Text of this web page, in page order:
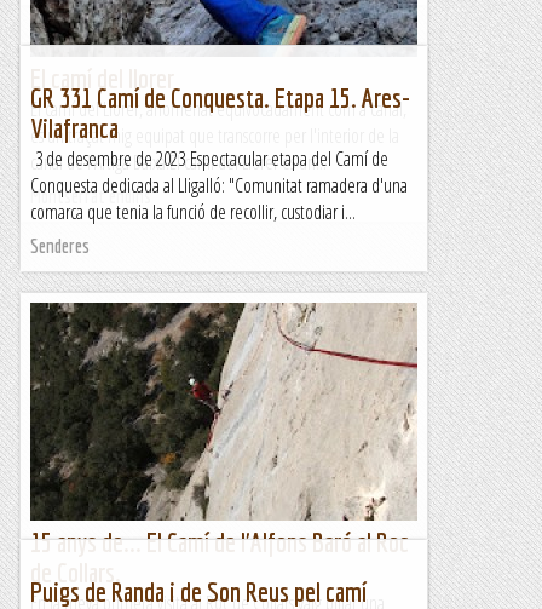
El camí del Llorer, anomenat equivocadament com a canal,
és un traçat mig equipat que transcorre per l'interior de la
canal de l'Artiga Baixa.El camí del Llorer és un...
Montserrat endins
GR 331 Camí de Conquesta. Etapa 15. Ares-
Vilafranca
3 de desembre de 2023 Espectacular etapa del Camí de
Conquesta dedicada al Lligalló: "Comunitat ramadera d'una
comarca que tenia la funció de recollir, custodiar i...
Senderes
15 anys de... El Camí de l'Alfons Baró al Roc
En la meva primera visita al Roc de Collars vaig pillar una
Puigs de Randa i de Son Reus pel camí